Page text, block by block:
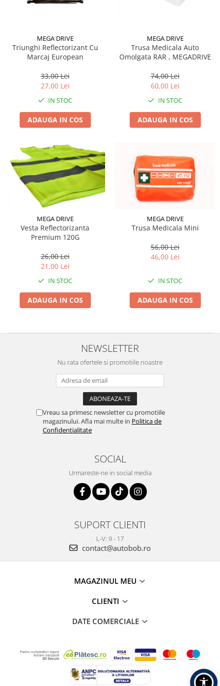
MEGA DRIVE
Triunghi Reflectorizant Cu
Marcaj European
33,00 Lei
27,00 Lei
IN STOC
ADAUGA IN COS
MEGA DRIVE
Trusa Medicala Auto
Omolgata RAR , MEGADRIVE
74,00 Lei
60,00 Lei
IN STOC
ADAUGA IN COS
MEGA DRIVE
Vesta Reflectorizanta
Premium 120G
26,00 Lei
21,00 Lei
IN STOC
ADAUGA IN COS
MEGA DRIVE
Trusa Medicala Mini
56,00 Lei
46,00 Lei
IN STOC
ADAUGA IN COS
NEWSLETTER
Nu rata ofertele si promotiile noastre
Vreau sa primesc newsletter cu promotiile
magazinului. Afla mai multe in Politica de
Confidentialitate
SOCIAL
Urmareste-ne in social media
SUPORT CLIENTI
L-V: 9 - 17
contact@autobob.ro
MAGAZINUL MEU
CLIENTI
DATE COMERCIALE